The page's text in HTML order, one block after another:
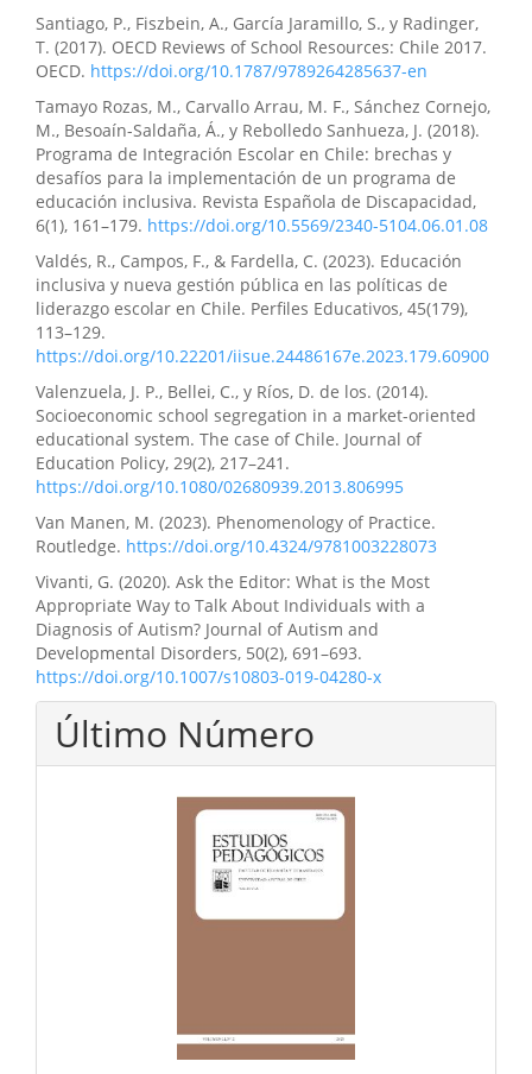
Santiago, P., Fiszbein, A., García Jaramillo, S., y Radinger,
T. (2017). OECD Reviews of School Resources: Chile 2017.
OECD. https://doi.org/10.1787/9789264285637-en
Tamayo Rozas, M., Carvallo Arrau, M. F., Sánchez Cornejo,
M., Besoaín-Saldaña, Á., y Rebolledo Sanhueza, J. (2018).
Programa de Integración Escolar en Chile: brechas y
desafíos para la implementación de un programa de
educación inclusiva. Revista Española de Discapacidad,
6(1), 161–179. https://doi.org/10.5569/2340-5104.06.01.08
Valdés, R., Campos, F., & Fardella, C. (2023). Educación
inclusiva y nueva gestión pública en las políticas de
liderazgo escolar en Chile. Perfiles Educativos, 45(179),
113–129.
https://doi.org/10.22201/iisue.24486167e.2023.179.60900
Valenzuela, J. P., Bellei, C., y Ríos, D. de los. (2014).
Socioeconomic school segregation in a market-oriented
educational system. The case of Chile. Journal of
Education Policy, 29(2), 217–241.
https://doi.org/10.1080/02680939.2013.806995
Van Manen, M. (2023). Phenomenology of Practice.
Routledge. https://doi.org/10.4324/9781003228073
Vivanti, G. (2020). Ask the Editor: What is the Most
Appropriate Way to Talk About Individuals with a
Diagnosis of Autism? Journal of Autism and
Developmental Disorders, 50(2), 691–693.
https://doi.org/10.1007/s10803-019-04280-x
Último Número